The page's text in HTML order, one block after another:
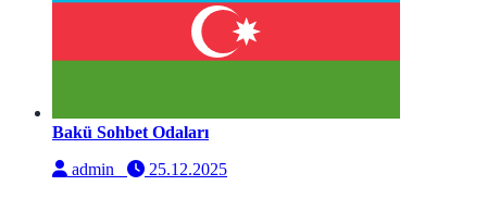
Bakü Sohbet Odaları
admin
25.12.2025